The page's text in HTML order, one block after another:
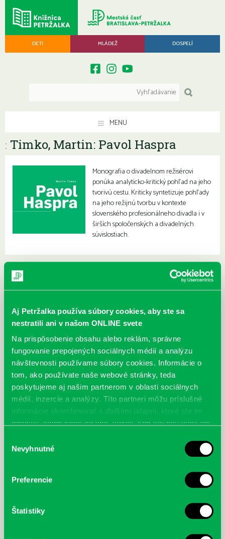
Aj Petržalka používa súbory cookies, aby ste sa
nestratili ani v našom ONLINE svete
Na prispôsobenie obsahu alebo reklám, správne
fungovanie prepojených sociálnych médií a analýzu
návštevnosti používame súbory cookies. Informácie o
tom, ako používate naše webové stránky, teda
poskytujeme aj našim partnerom v oblasti sociálnych
médií, inzercie a analýzy. Títo partneri môžu príslušné
informácie skombinovať s ďalšími údajmi, ktoré ste im
poskytli, alebo ktoré od vás získali, keď ste používali ich
súhlasu
Nevyhnutné
Preferencie
Štatistiky
DETI MLÁDEŽ DOSPELÍ
MENU
: Timko, Martin: Pavol Haspra
Monografia o divadelnom režisérovi
ponúka analyticko-kritický pohľad na jeho
tvorivú cestu. Kriticky syntetizuje pohľady
na jeho režijnú tvorbu v kontexte
slovenského profesionálneho divadla i v
širších spoločenských a divadelných
súvislostiach.
Prvá biografia najväčšieho